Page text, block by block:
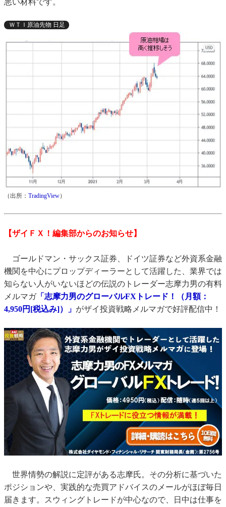
悪い材料です。
ＷＴＩ原油先物 日足
（出所： TradingView）
【ザイＦＸ！編集部からのお知らせ】
ゴールドマン・サックス証券、ドイツ証券など外資系金融
機関を中心にプロップディーラーとして活躍した、業界では
知らない人がいないほどの伝説のトレーダー志摩力男の有料
メルマガ「志摩力男のグローバルFXトレード！（月額：
4,950円[税込み]）」 がザイ投資戦略メルマガで好評配信中！
世界情勢の解説に定評がある志摩氏。その分析に基づいた
ポジションや、実践的な売買アドバイスのメールがほぼ毎日
届きます。スウィングトレードが中心なので、日中は仕事を